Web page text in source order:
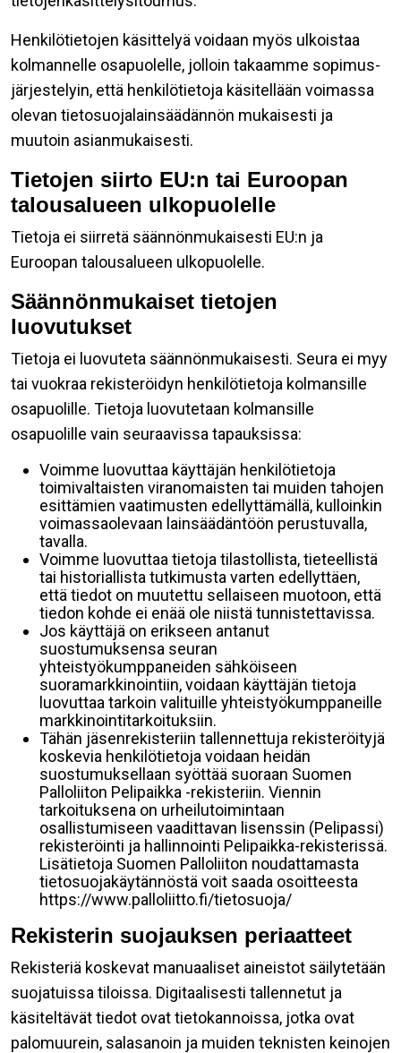
Henkilötietojen käsittelyä voidaan myös ulkoistaa
kolmannelle osapuolelle, jolloin takaamme sopimus-
järjestelyin, että henkilötietoja käsitellään voimassa
olevan tietosuojalainsäädännön mukaisesti ja
muutoin asianmukaisesti.
Tietojen siirto EU:n tai Euroopan
talousalueen ulkopuolelle
Tietoja ei siirretä säännönmukaisesti EU:n ja
Euroopan talousalueen ulkopuolelle.
Säännönmukaiset tietojen
luovutukset
Tietoja ei luovuteta säännönmukaisesti. Seura ei myy
tai vuokraa rekisteröidyn henkilötietoja kolmansille
osapuolille. Tietoja luovutetaan kolmansille
osapuolille vain seuraavissa tapauksissa:
Voimme luovuttaa käyttäjän henkilötietoja
toimivaltaisten viranomaisten tai muiden tahojen
esittämien vaatimusten edellyttämällä, kulloinkin
voimassaolevaan lainsäädäntöön perustuvalla,
tavalla.
Voimme luovuttaa tietoja tilastollista, tieteellistä
tai historiallista tutkimusta varten edellyttäen,
että tiedot on muutettu sellaiseen muotoon, että
tiedon kohde ei enää ole niistä tunnistettavissa.
Jos käyttäjä on erikseen antanut
suostumuksensa seuran
yhteistyökumppaneiden sähköiseen
suoramarkkinointiin, voidaan käyttäjän tietoja
luovuttaa tarkoin valituille yhteistyökumppaneille
markkinointitarkoituksiin.
Tähän jäsenrekisteriin tallennettuja rekisteröityjä
koskevia henkilötietoja voidaan heidän
suostumuksellaan syöttää suoraan Suomen
Palloliiton Pelipaikka -rekisteriin. Viennin
tarkoituksena on urheilutoimintaan
osallistumiseen vaadittavan lisenssin (Pelipassi)
rekisteröinti ja hallinnointi Pelipaikka-rekisterissä.
Lisätietoja Suomen Palloliiton noudattamasta
tietosuojakäytännöstä voit saada osoitteesta
https://www.palloliitto.fi/tietosuoja/
Rekisterin suojauksen periaatteet
Rekisteriä koskevat manuaaliset aineistot säilytetään
suojatuissa tiloissa. Digitaalisesti tallennetut ja
käsiteltävät tiedot ovat tietokannoissa, jotka ovat
palomuurein, salasanoin ja muiden teknisten keinojen